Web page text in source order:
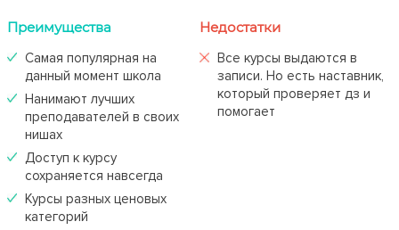
Преимущества
Самая популярная на
данный момент школа
Нанимают лучших
преподавателей в своих
нишах
Доступ к курсу
сохраняется навсегда
Курсы разных ценовых
категорий
Недостатки
Все курсы выдаются в
записи. Но есть наставник,
который проверяет дз и
помогает